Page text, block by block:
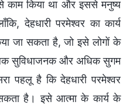
काम किया था और इससे मनुष्य
देहधारी परमेश्वर का कार्य
जा सकता है, जो इसे लोगों के
सुविधाजनक और अधिक सुगम
पहलू है कि देहधारी परमेश्वर
है। इसे आत्मा के कार्य के